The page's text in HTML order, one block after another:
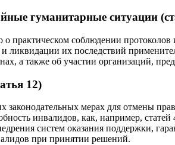
гуманитарные ситуации
практическом соблюдении
ликвидации их последствий
а также об участии организаций,
12)
законодательных мерах для отмены
инвалидов, как, например,
систем оказания поддержки,
при принятии решений.